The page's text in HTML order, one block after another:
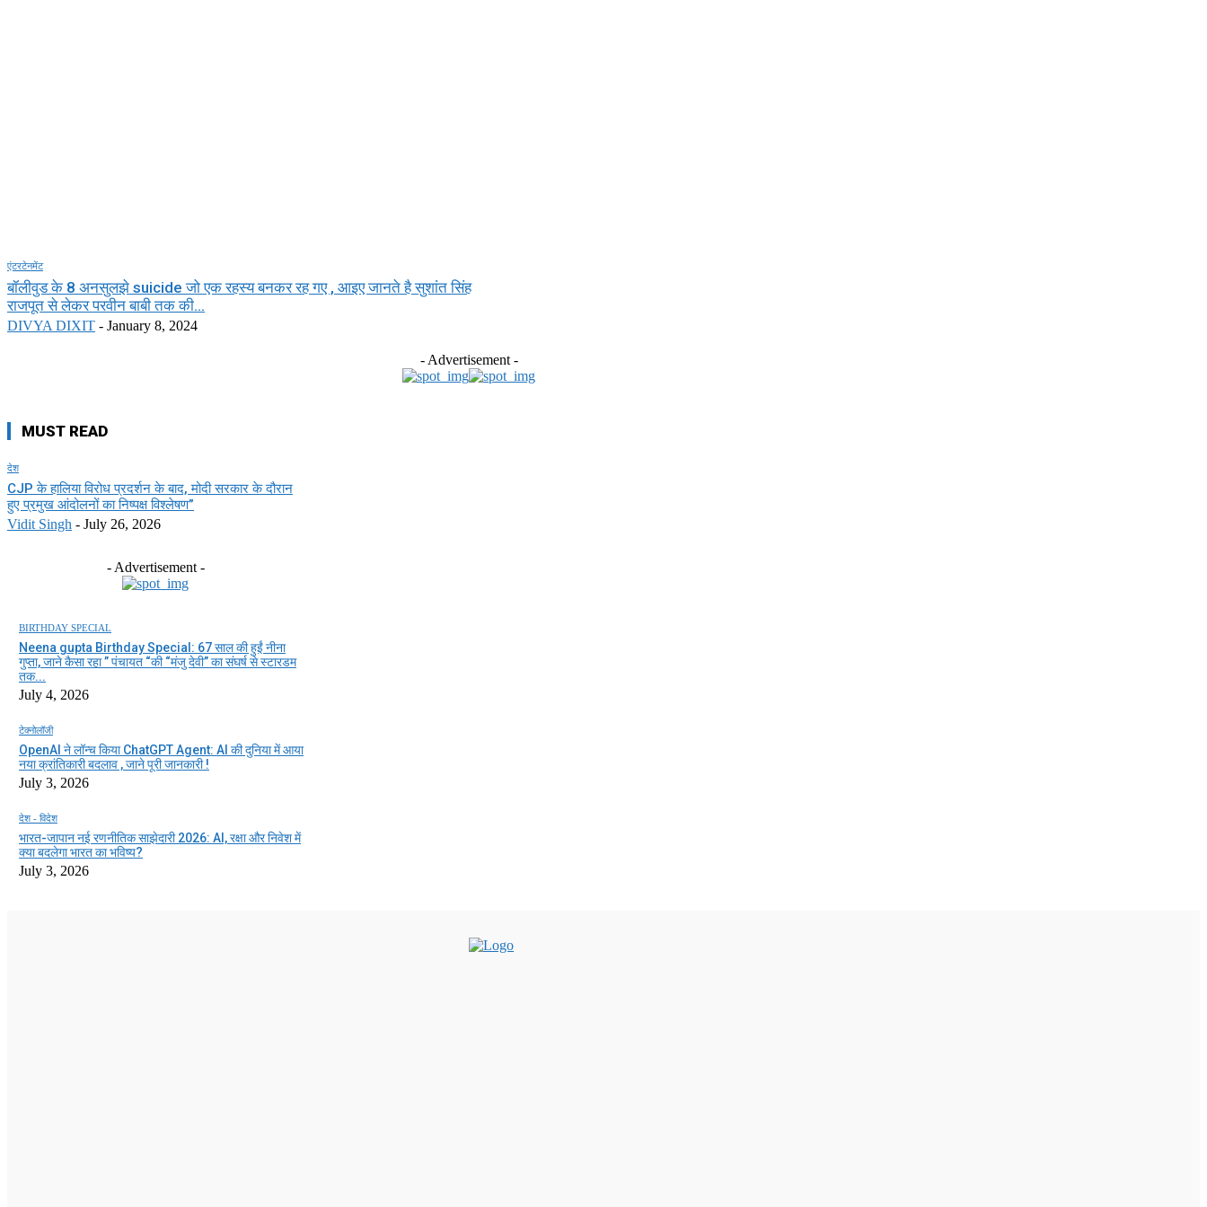
एंटरटेनमेंट
बॉलीवुड के 8 अनसुलझे suicide जो एक रहस्य बनकर रह गए , आइए जानते है सुशांत सिंह
राजपूत से लेकर परवीन बाबी तक की...
DIVYA DIXIT - January 8, 2024
- Advertisement -
MUST READ
देश
CJP के हालिया विरोध प्रदर्शन के बाद, मोदी सरकार के दौरान
हुए प्रमुख आंदोलनों का निष्पक्ष विश्लेषण”
Vidit Singh - July 26, 2026
- Advertisement -
BIRTHDAY SPECIAL
Neena gupta Birthday Special: 67 साल की हुईं नीना
गुप्ता, जाने कैसा रहा ” पंचायत “की “मंजु देवी” का संघर्ष से स्टारडम
तक...
July 4, 2026
टेक्नोलॉजी
OpenAI ने लॉन्च किया ChatGPT Agent: AI की दुनिया में आया
नया क्रांतिकारी बदलाव , जाने पूरी जानकारी !
July 3, 2026
देश - विदेश
भारत-जापान नई रणनीतिक साझेदारी 2026: AI, रक्षा और निवेश में
क्या बदलेगा भारत का भविष्य?
July 3, 2026